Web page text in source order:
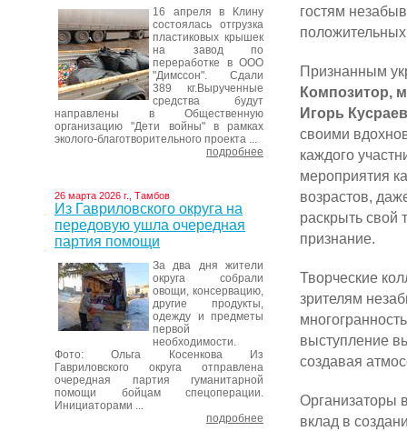
16 апреля в Клину
состоялась отгрузка
пластиковых крышек
на завод по
переработке в ООО
"Димссон". Сдали
389 кг.Вырученные
средства будут
направлены в Общественную
организацию "Дети войны" в рамках
эколого-благотворительного проекта ...
подробнее
26 марта 2026 г., Тамбов
Из Гавриловского округа на
передовую ушла очередная
партия помощи
За два дня жители
округа собрали
овощи, консервацию,
другие продукты,
одежду и предметы
первой
необходимости.
Фото: Ольга Косенкова Из
Гавриловского округа отправлена
очередная партия гуманитарной
помощи бойцам спецоперации.
Инициаторами ...
подробнее
гостям
Признанным
Композитор,
Игорь
своими
каждого
мероприятия
возрастов,
раскрыть свой
признание.
Творческие
зрителям
выступление
создавая
Организаторы
вклад в